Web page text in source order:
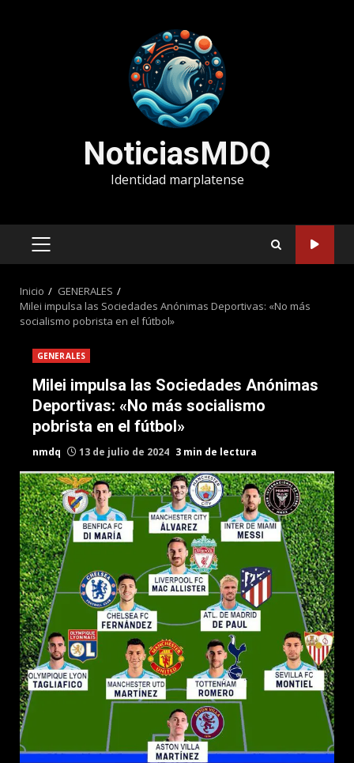
NoticiasMDQ
Identidad marplatense
MENÚ
Inicio
GENERALES
Milei impulsa las Sociedades Anónimas Deportivas: «No más
socialismo pobrista en el fútbol»
GENERALES
Milei impulsa las Sociedades Anónimas
Deportivas: «No más socialismo
pobrista en el fútbol»
nmdq 13 de julio de 2024 3 min de lectura